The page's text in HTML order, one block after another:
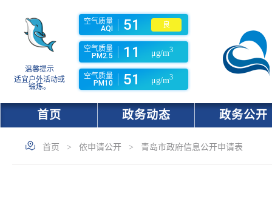
温馨提示
适宜户外活动或
锻炼。
空气质量
AQI
51 良
空气质量
PM2.5
11 μg/m3
空气质量
PM10
51 μg/m3
首页 政务动态 政务公开
首页 > 依申请公开 > 青岛市政府信息公开申请表